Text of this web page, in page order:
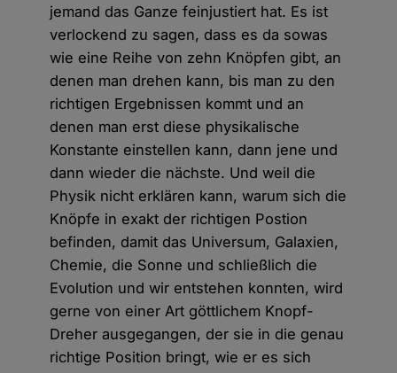
jemand das Ganze feinjustiert hat. Es ist
verlockend zu sagen, dass es da sowas
wie eine Reihe von zehn Knöpfen gibt, an
denen man drehen kann, bis man zu den
richtigen Ergebnissen kommt und an
denen man erst diese physikalische
Konstante einstellen kann, dann jene und
dann wieder die nächste. Und weil die
Physik nicht erklären kann, warum sich die
Knöpfe in exakt der richtigen Postion
befinden, damit das Universum, Galaxien,
Chemie, die Sonne und schließlich die
Evolution und wir entstehen konnten, wird
gerne von einer Art göttlichem Knopf-
Dreher ausgegangen, der sie in die genau
richtige Position bringt, wie er es sich